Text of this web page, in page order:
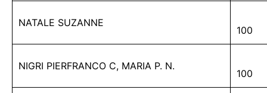
NATALE SUZANNE
100
NIGRI PIERFRANCO C, MARIA P. N.
100